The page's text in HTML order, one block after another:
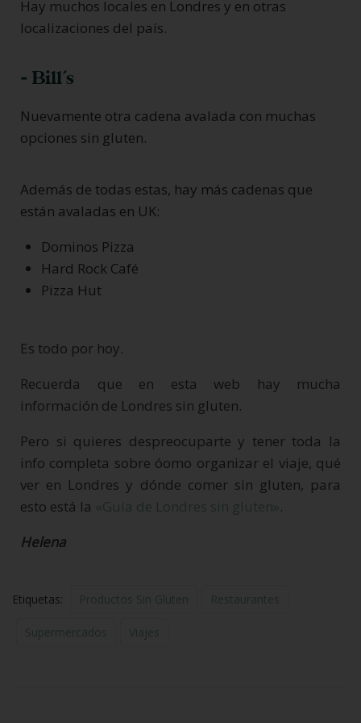
Hay muchos locales en Londres y en otras
localizaciones del país.
- Bill´s
Nuevamente otra cadena avalada con muchas
opciones sin gluten.
Además de todas estas, hay más cadenas que
están avaladas en UK:
Dominos Pizza
Hard Rock Café
Pizza Hut
Es todo por hoy.
Recuerda que en esta web hay mucha
información de Londres sin gluten.
Pero si quieres despreocuparte y tener toda la
info completa sobre óomo organizar el viaje, qué
ver en Londres y dónde comer sin gluten, para
esto está la «Guía de Londres sin gluten».
Helena
Etiquetas: Productos Sin Gluten Restaurantes
Supermercados Viajes